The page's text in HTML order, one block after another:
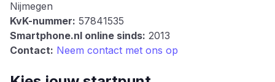
Nijmegen
KvK-nummer: 57841535
Smartphone.nl online sinds: 2013
Contact: Neem contact met ons op